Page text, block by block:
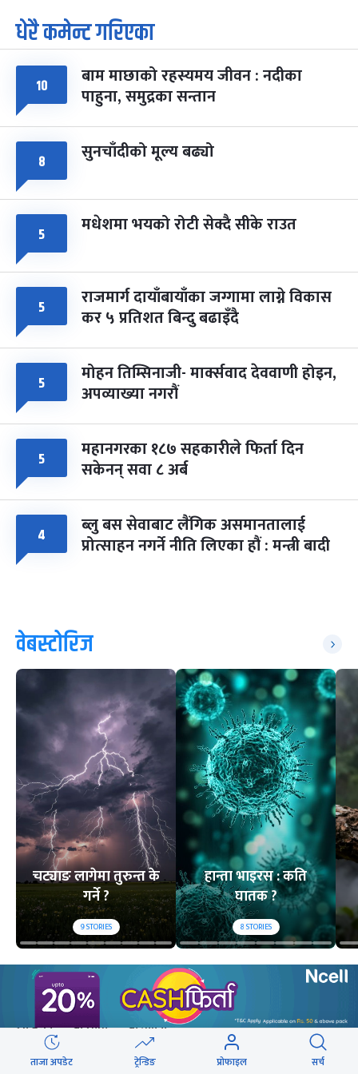
७
आइत
पूर्णिमा व्रत
चैत्र ७, २०८३-Mar 21, 2027
८
सोम
फागुपूर्णिमा
चैत्र ८, २०८३-Mar 22, 2027
७ महिना बाँकी
धेरै कमेन्ट गरिएका
१० बाम माछाको रहस्यमय जीवन : नदीका
पाहुना, समुद्रका सन्तान
८ सुनचाँदीको मूल्य बढ्यो
५ मधेशमा भयको रोटी सेक्दै सीके राउत
५ राजमार्ग दायाँबायाँका जग्गामा लाग्ने विकास
कर ५ प्रतिशत बिन्दु बढाइँदै
५ मोहन तिम्सिनाजी- मार्क्सवाद देववाणी होइन,
अपव्याख्या नगरौं
५ महानगरका १८७ सहकारीले फिर्ता दिन
सकेनन् सवा ८ अर्ब
४ ब्लु बस सेवाबाट लैंगिक असमानतालाई
प्रोत्साहन नगर्ने नीति लिएका हौं : मन्त्री बादी
वेबस्टोरिज
चट्याङ लागेमा तुरुन्त के
गर्ने ?
9STORIES
हान्ता भाइरस : कति
घातक ?
8STORIES
लोकप्रिय
२४ घण्टा यो साता यो महिना
ताजा अपडेट ट्रेन्डिङ प्रोफाइल सर्च